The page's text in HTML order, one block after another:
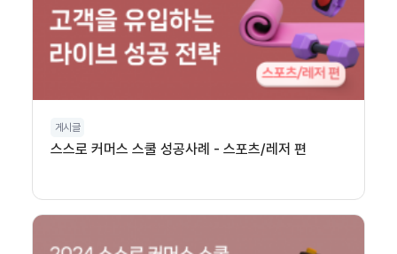
게시글
스스로 커머스 스쿨 성공사례 - 스포츠/레저 편